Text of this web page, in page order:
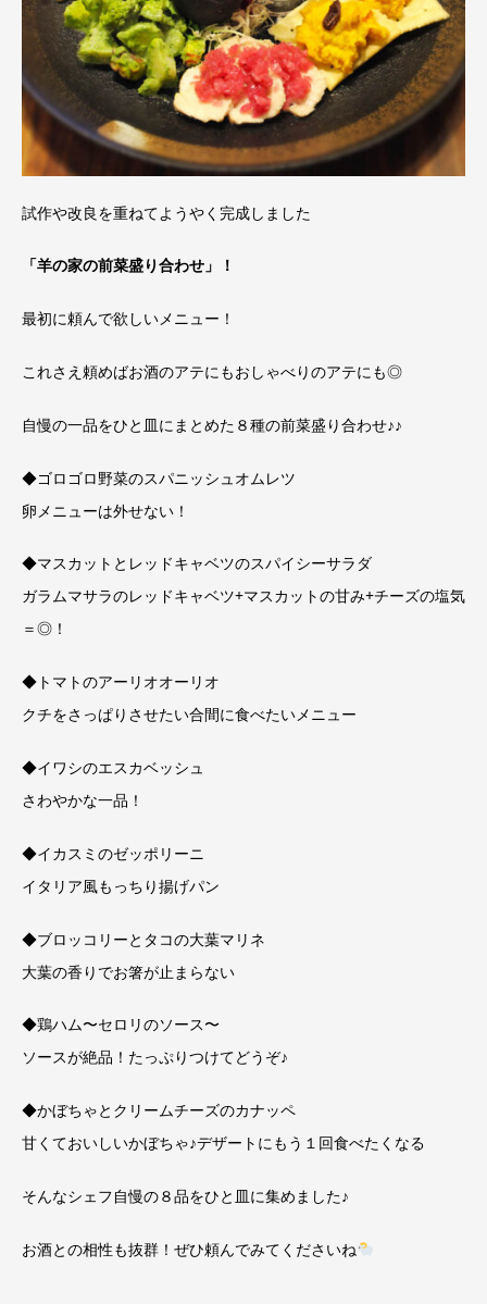
試作や改良を重ねてようやく完成しました
「羊の家の前菜盛り合わせ」！
最初に頼んで欲しいメニュー！
これさえ頼めばお酒のアテにもおしゃべりのアテにも◎
自慢の一品をひと皿にまとめた８種の前菜盛り合わせ♪♪
◆ゴロゴロ野菜のスパニッシュオムレツ
卵メニューは外せない！
◆マスカットとレッドキャベツのスパイシーサラダ
ガラムマサラのレッドキャベツ+マスカットの甘み+チーズの塩気
＝◎！
◆トマトのアーリオオーリオ
クチをさっぱりさせたい合間に食べたいメニュー
◆イワシのエスカベッシュ
さわやかな一品！
◆イカスミのゼッポリーニ
イタリア風もっちり揚げパン
◆ブロッコリーとタコの大葉マリネ
大葉の香りでお箸が止まらない
◆鶏ハム〜セロリのソース〜
ソースが絶品！たっぷりつけてどうぞ♪
◆かぼちゃとクリームチーズのカナッペ
甘くておいしいかぼちゃ♪デザートにもう１回食べたくなる
そんなシェフ自慢の８品をひと皿に集めました♪
お酒との相性も抜群！ぜひ頼んでみてくださいね